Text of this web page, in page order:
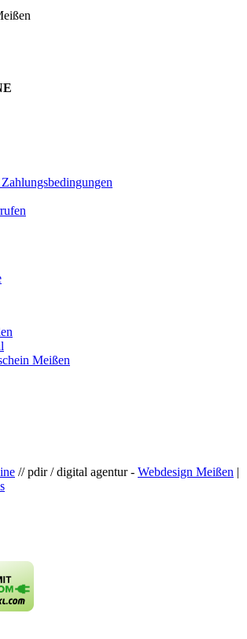
Meißen
// pdir / digital agentur - Webdesign Meißen |